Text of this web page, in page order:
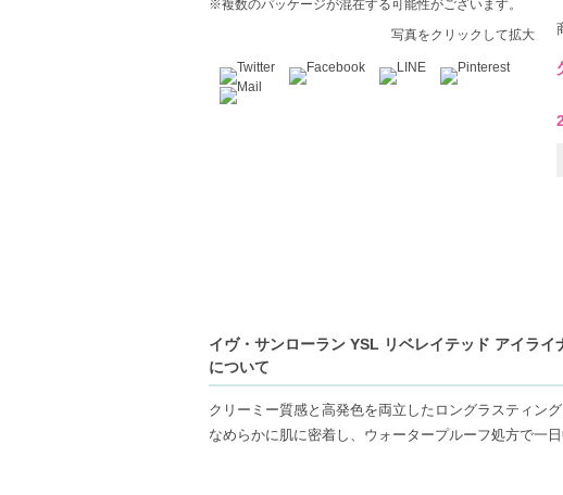
※複数のパッケージが混在する可能性がございます。
写真をクリックして拡大
イヴ・サンローラン YSL リベレイテッド アイラ
について
クリーミー質感と高発色を両立したロングラスティン
なめらかに肌に密着し、ウォータープルーフ処方で一
独自のアングルブラシを使えば、繊細なラインからド